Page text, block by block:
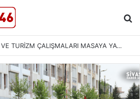
SİVAS’TA KÜLTÜR VE TURİZM ÇALIŞMALARI MASAYA YATIRILDI: YENİ PROJELER YOLDA